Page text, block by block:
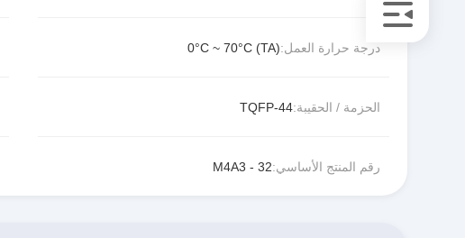
درجة حرارة العمل:0°C ~ 70°C (TA)
الحزمة / الحقيبة:44-TQFP
رقم المنتج الأساسي:M4A3 - 32